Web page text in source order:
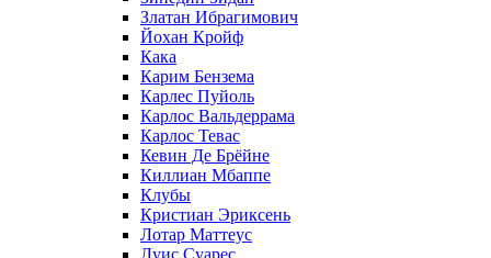
Златан Ибрагимович
Йохан Кройф
Кака
Карим Бензема
Карлес Пуйоль
Карлос Вальдеррама
Карлос Тевас
Кевин Де Брёйне
Киллиан Мбаппе
Клубы
Кристиан Эриксень
Лотар Маттеус
Луис Суарес